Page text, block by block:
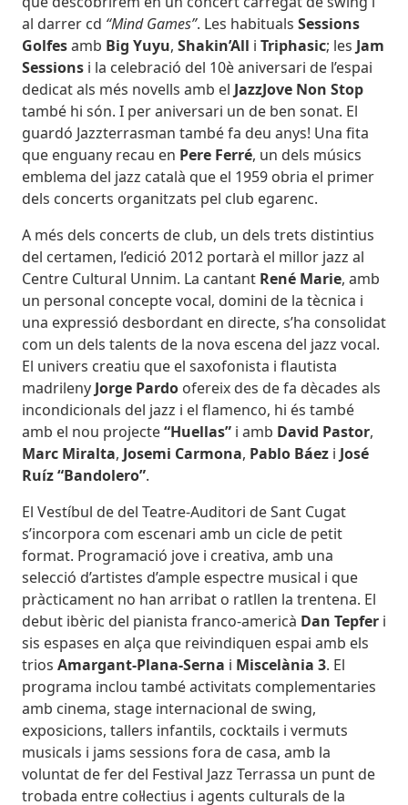
al darrer cd “Mind Games”. Les habituals Sessions
Golfesamb Big Yuyu, Shakin’All i Triphasic; les Jam
Sessions i la celebració del 10è aniversari de l’espai
dedicat als més novells amb el JazzJove Non Stop
també hi són. I per aniversari un de ben sonat. El
guardó Jazzterrasman també fa deu anys! Una fita
que enguany recau en Pere Ferré, un dels músics
emblema del jazz català que el 1959 obria el primer
dels concerts organitzats pel club egarenc.
A més dels concerts de club, un dels trets distintius
del certamen, l’edició 2012 portarà el millor jazz al
Centre Cultural Unnim. La cantant René Marie, amb
un personal concepte vocal, domini de la tècnica i
una expressió desbordant en directe, s’ha consolidat
com un dels talents de la nova escena del jazz vocal.
El univers creatiu que el saxofonista i flautista
madrileny Jorge Pardo ofereix des de fa dècades als
incondicionals del jazz i el flamenco, hi és també
amb el nou projecte“Huellas” i amb David Pastor,
Marc Miralta, Josemi Carmona, Pablo Báez i José
Ruíz “Bandolero”.
El Vestíbul de del Teatre-Auditori de Sant Cugat
s’incorpora com escenari amb un cicle de petit
format. Programació jove i creativa, amb una
selecció d’artistes d’ample espectre musical i que
pràcticament no han arribat o ratllen la trentena. El
debut ibèric del pianista franco-americà Dan Tepfer i
sis espases en alça que reivindiquen espai amb els
trios Amargant-Plana-Serna i Miscelània 3. El
programa inclou també activitats complementaries
amb cinema, stage internacional de swing,
exposicions, tallers infantils, cocktails i vermuts
musicals i jams sessions fora de casa, amb la
voluntat de fer del Festival Jazz Terrassa un punt de
trobada entre col·lectius i agents culturals de la